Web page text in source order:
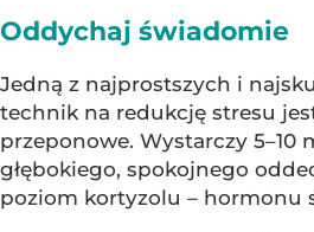
Oddychaj świadomie
Jedną z najprostszych i
technik na redukcję stresu
przeponowe. Wystarczy 5–10
głębokiego, spokojnego
poziom kortyzolu – hormonu